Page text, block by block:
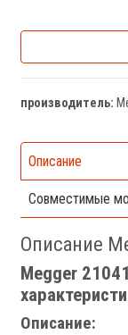
производитель:
Описание
Совместимые
Описание
Megger
Описание: